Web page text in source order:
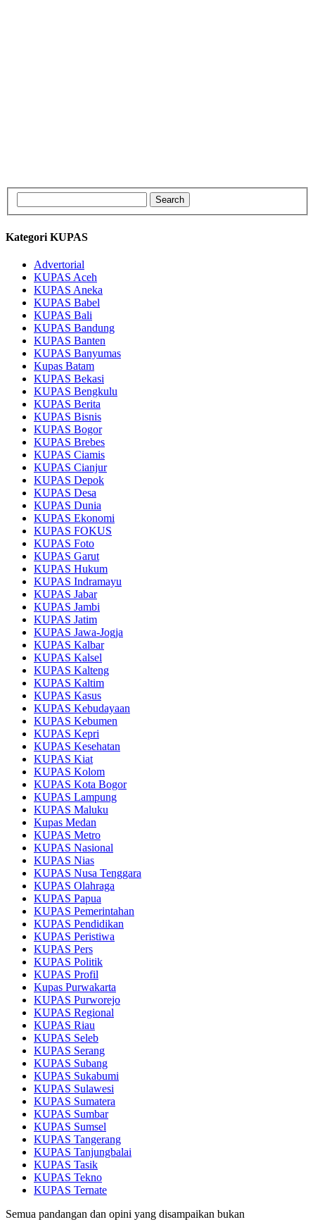
Kategori KUPAS
Advertorial
KUPAS Aceh
KUPAS Aneka
KUPAS Babel
KUPAS Bali
KUPAS Bandung
KUPAS Banten
KUPAS Banyumas
Kupas Batam
KUPAS Bekasi
KUPAS Bengkulu
KUPAS Berita
KUPAS Bisnis
KUPAS Bogor
KUPAS Brebes
KUPAS Ciamis
KUPAS Cianjur
KUPAS Depok
KUPAS Desa
KUPAS Dunia
KUPAS Ekonomi
KUPAS FOKUS
KUPAS Foto
KUPAS Garut
KUPAS Hukum
KUPAS Indramayu
KUPAS Jabar
KUPAS Jambi
KUPAS Jatim
KUPAS Jawa-Jogja
KUPAS Kalbar
KUPAS Kalsel
KUPAS Kalteng
KUPAS Kaltim
KUPAS Kasus
KUPAS Kebudayaan
KUPAS Kebumen
KUPAS Kepri
KUPAS Kesehatan
KUPAS Kiat
KUPAS Kolom
KUPAS Kota Bogor
KUPAS Lampung
KUPAS Maluku
Kupas Medan
KUPAS Metro
KUPAS Nasional
KUPAS Nias
KUPAS Nusa Tenggara
KUPAS Olahraga
KUPAS Papua
KUPAS Pemerintahan
KUPAS Pendidikan
KUPAS Peristiwa
KUPAS Pers
KUPAS Politik
KUPAS Profil
Kupas Purwakarta
KUPAS Purworejo
KUPAS Regional
KUPAS Riau
KUPAS Seleb
KUPAS Serang
KUPAS Subang
KUPAS Sukabumi
KUPAS Sulawesi
KUPAS Sumatera
KUPAS Sumbar
KUPAS Sumsel
KUPAS Tangerang
KUPAS Tanjungbalai
KUPAS Tasik
KUPAS Tekno
KUPAS Ternate
Semua pandangan dan opini yang disampaikan bukan